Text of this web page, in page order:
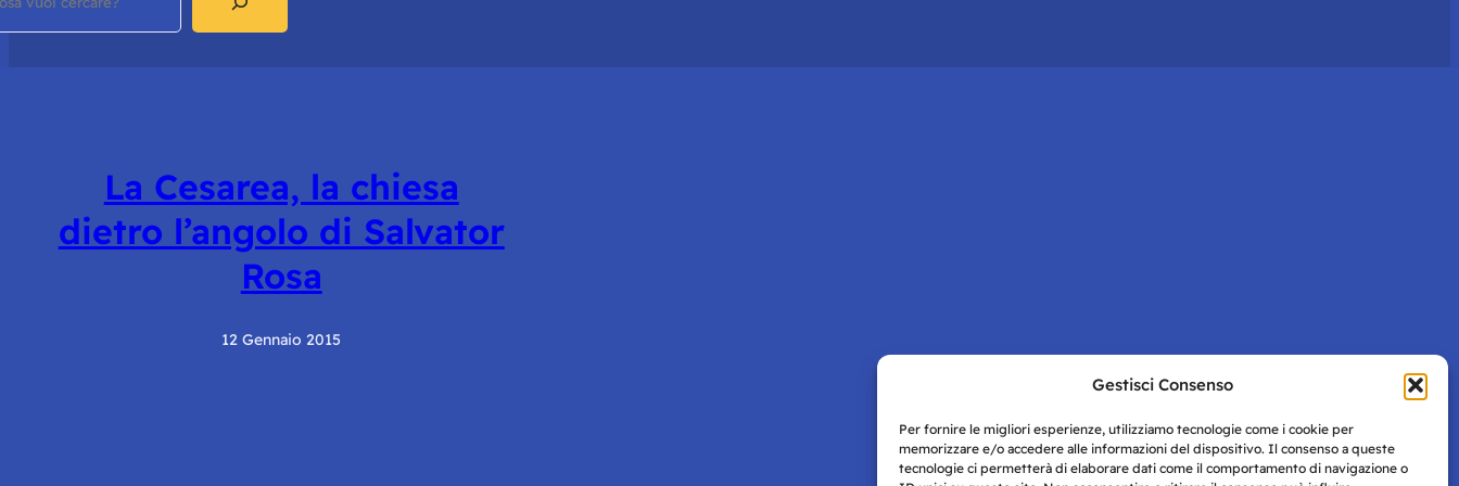
Gestisci Consenso
Per fornire le migliori esperienze, utilizziamo tecnologie come i cookie per
memorizzare e/o accedere alle informazioni del dispositivo. Il consenso a queste
tecnologie ci permetterà di elaborare dati come il comportamento di navigazione o
La Cesarea, la chiesa
dietro l’angolo di Salvator
Rosa
12 Gennaio 2015